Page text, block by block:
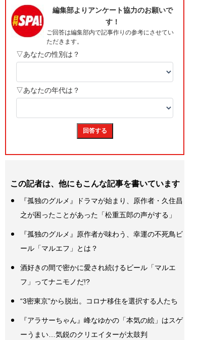
この記者は、他にもこんな記事を書いています
『孤独のグルメ』ドラマが始まり、原作者・久住昌
之が困ったことがあった「松重五郎の声がする」
『孤独のグルメ』原作者が味わう、幸運の不死鳥ビ
ール「マルエフ」とは？
酒好きの間で密かに愛され続けるビール「マルエ
フ」ってナニモノだ!?
“3密東京”から脱出。コロナ移住を選択する人たち
『アラサーちゃん』峰なゆかの「本気の絵」はスゲ
ーうまい…気鋭のクリエイターが太鼓判